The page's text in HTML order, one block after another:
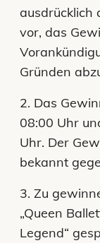
ausdrücklich
vor, das
Gründen
2. Das
08:00 Uhr
Uhr. Der
bekannt
3. Zu
„Queen
Legend“